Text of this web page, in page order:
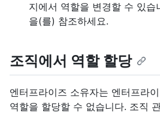
지에서 역할을 변경할 수 있습
을(를) 참조하세요.
조직에서 역할 할당
엔터프라이즈 소유자는 엔터프라
역할을 할당할 수 없습니다. 조직